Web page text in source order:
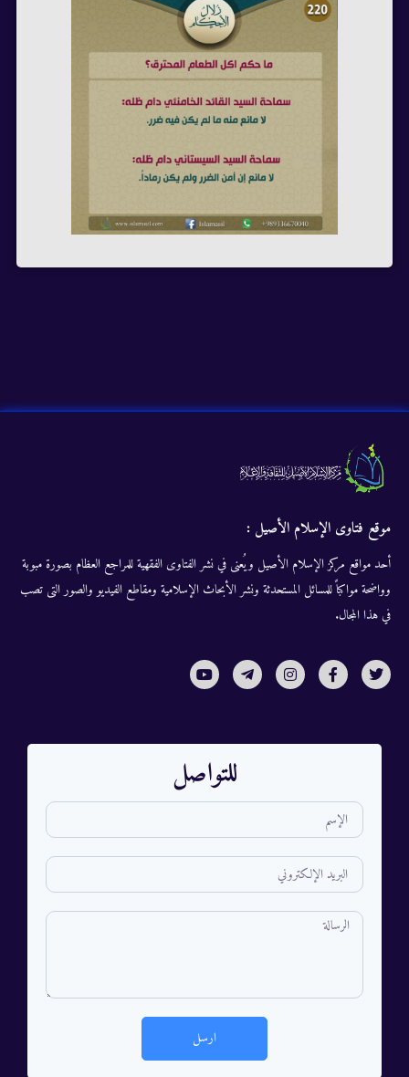
موقع فتاوى الإسلام الأصيل :
أحد مواقع مركز الإسلام الأصيل ويُعنى في نشر الفتاوى الفقهية للمراجع العظام بصورة مبوبة
وواضحة مواكباً للمسائل المستحدثة ونشر الأبحاث الإسلامية ومقاطع الفيديو والصور التى تصب
في هذا المجال.
للتواصل
ارسل